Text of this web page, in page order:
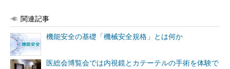
関連記事
機能安全の基礎「機械安全規格」とは何か
医総会博覧会では内視鏡とカテーテルの手術を体験で